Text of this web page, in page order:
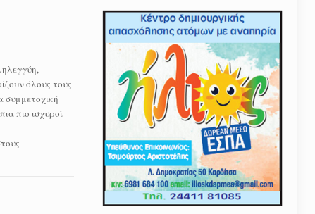
όλους τους
συμμετοχική
πιο ισχυροί